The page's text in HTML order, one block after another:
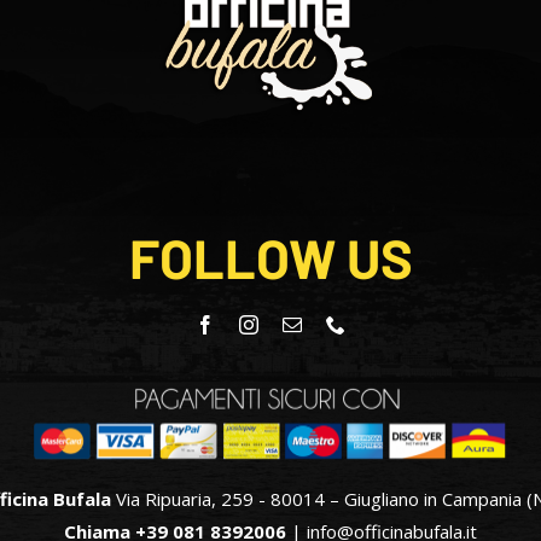
FOLLOW US
Bufala Via Ripuaria, 259 - 80014 – Giugliano in Campania
Chiama +39 081 8392006 | info@officinabufala.it